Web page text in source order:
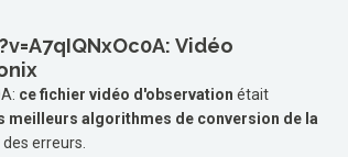
Vidéo
ce fichier vidéo d'observation était
meilleurs algorithmes de conversion de la
erreurs.